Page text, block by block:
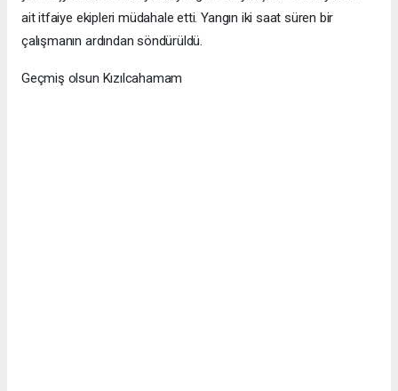
ait itfaiye ekipleri müdahale etti. Yangın iki saat süren bir
çalışmanın ardından söndürüldü.
Geçmiş olsun Kızılcahamam